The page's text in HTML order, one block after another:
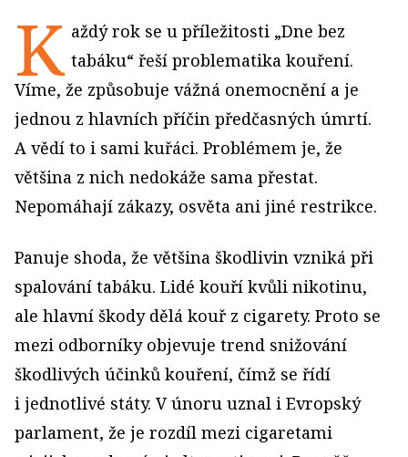
K aždý rok se u příležitosti „Dne bez
tabáku“ řeší problematika kouření.
Víme, že způsobuje vážná onemocnění a je
jednou z hlavních příčin předčasných úmrtí.
A vědí to i sami kuřáci. Problémem je, že
většina z nich nedokáže sama přestat.
Nepomáhají zákazy, osvěta ani jiné restrikce.
Panuje shoda, že většina škodlivin vzniká při
spalování tabáku. Lidé kouří kvůli nikotinu,
ale hlavní škody dělá kouř z cigarety. Proto se
mezi odborníky objevuje trend snižování
škodlivých účinků kouření, čímž se řídí
i jednotlivé státy. V únoru uznal i Evropský
parlament, že je rozdíl mezi cigaretami